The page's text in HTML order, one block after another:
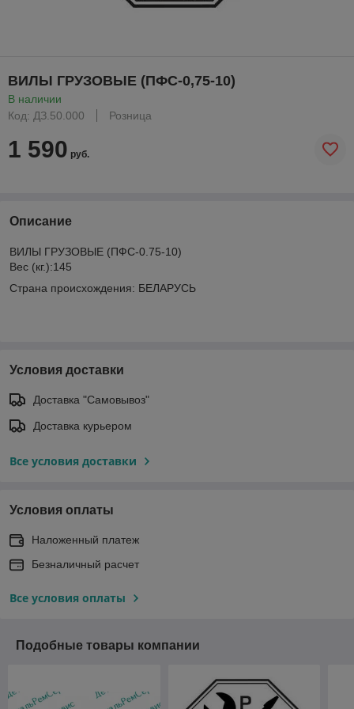
ВИЛЫ ГРУЗОВЫЕ (ПФС-0,75-10)
В наличии
Код: ДЗ.50.000
Розница
1 590 руб.
Описание
ВИЛЫ ГРУЗОВЫЕ (ПФС-0.75-10)
Вес (кг.):145
Страна происхождения: БЕЛАРУСЬ
Условия доставки
Доставка "Самовывоз"
Доставка курьером
Все условия доставки
Условия оплаты
Наложенный платеж
Безналичный расчет
Все условия оплаты
Подобные товары компании